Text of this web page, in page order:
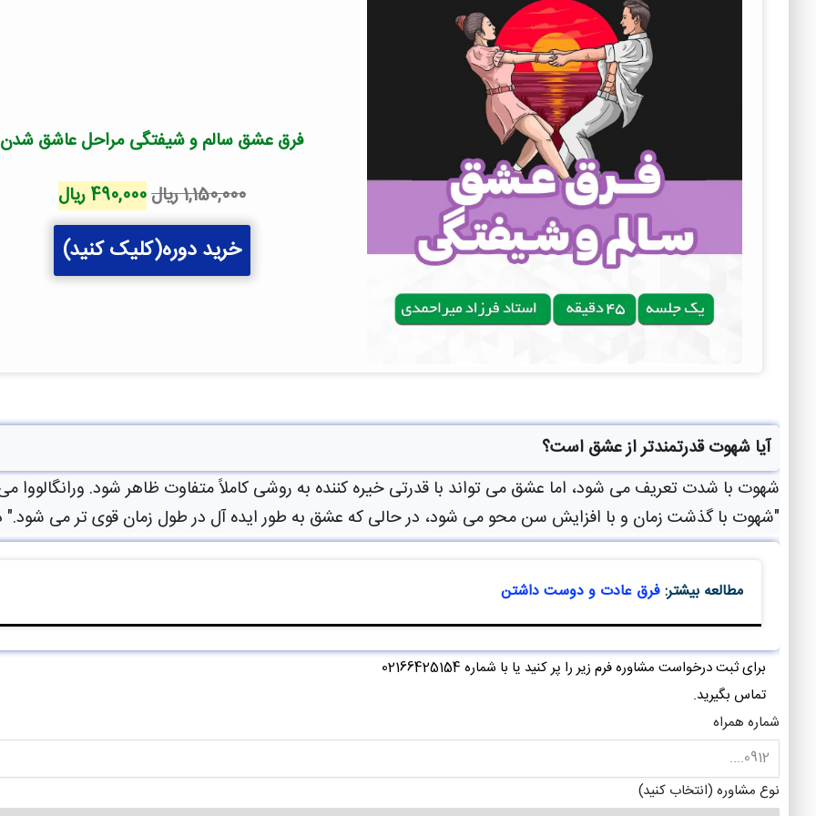
فرق عشق سالم و شیفتگی مراحل عاشق شدن
1,150,000ریالقیمت
اصلی
1,150,000 ریال
بود.
490,000ریالقیمت
فعلی
است.
خرید دوره(کلیک کنید)
آیا شهوت قدرتمندتر از عشق است؟
شهوت با شدت تعریف می شود، اما عشق می تواند با قدرتی خیره کننده به روشی کاملاً متفاوت ظاهر شود.
"شهوت با گذشت زمان و با افزایش سن محو می شود، در حالی که عشق به طور ایده آل در طول زمان قوی تر می شود." در
مطالعه بیشتر:فرق عادت و دوست داشتن
برای ثبت درخواست مشاوره فرم زیر را پر کنید یا با شماره 02166425154
تماس بگیرید.
شماره همراه
نوع مشاوره (انتخاب کنید)